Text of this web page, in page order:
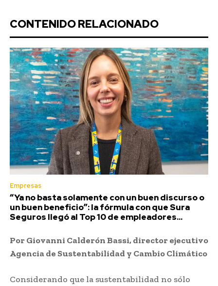
CONTENIDO RELACIONADO
Empresas
“Ya no basta solamente con un buen discurso o
un buen beneficio”: la fórmula con que Sura
Seguros llegó al Top 10 de empleadores...
Por Giovanni Calderón Bassi, director ejecutivo
Agencia de Sustentabilidad y Cambio Climático
Considerando que la sustentabilidad no sólo